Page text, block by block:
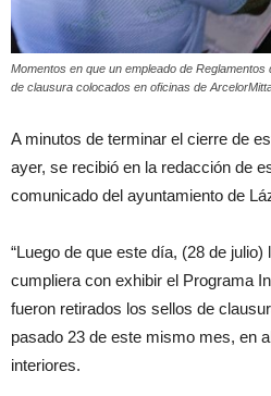
Momentos en que un empleado de
de clausura colocados en oficinas de
A minutos de terminar el cierre de
ayer, se recibió en la redacción de
comunicado del ayuntamiento de
“Luego de que este día, (28 de
cumpliera con exhibir el Programa
fueron retirados los sellos de
pasado 23 de este mismo mes, en
interiores.